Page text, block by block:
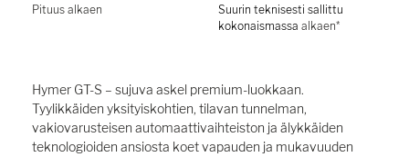
Pituus alkaen
Suurin teknisesti sallittu
kokonaismassa alkaen*
Hymer GT-S – sujuva askel premium-luokkaan.
Tyylikkäiden yksityiskohtien, tilavan tunnelman,
vakiovarusteisen automaattivaihteiston ja älykkäiden
teknologioiden ansiosta koet vapauden ja mukavuuden